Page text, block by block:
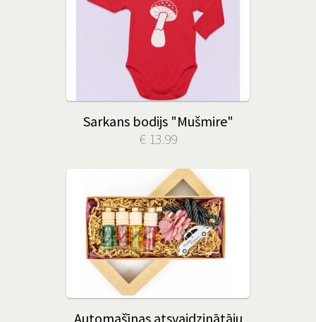
Sarkans bodijs "Mušmire"
€ 13.99
Automašīnas atsvaidzinātāju